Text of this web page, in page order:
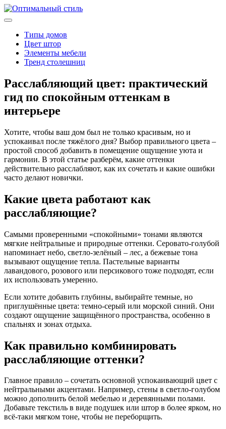
Типы домов
Цвет штор
Элементы мебели
Тренд столешниц
Расслабляющий цвет: практический
гид по спокойным оттенкам в
интерьере
Хотите, чтобы ваш дом был не только красивым, но и
успокаивал после тяжёлого дня? Выбор правильного цвета –
простой способ добавить в помещение ощущение уюта и
гармонии. В этой статье разберём, какие оттенки
действительно расслабляют, как их сочетать и какие ошибки
часто делают новички.
Какие цвета работают как
расслабляющие?
Самыми проверенными «спокойными» тонами являются
мягкие нейтральные и природные оттенки. Серовато‑голубой
напоминает небо, светло‑зелёный – лес, а бежевые тона
вызывают ощущение тепла. Пастельные варианты
лавандового, розового или персикового тоже подходят, если
их использовать умеренно.
Если хотите добавить глубины, выбирайте темные, но
приглушённые цвета: темно‑серый или морской синий. Они
создают ощущение защищённого пространства, особенно в
спальнях и зонах отдыха.
Как правильно комбинировать
расслабляющие оттенки?
Главное правило – сочетать основной успокаивающий цвет с
нейтральными акцентами. Например, стены в светло‑голубом
можно дополнить белой мебелью и деревянными полами.
Добавьте текстиль в виде подушек или штор в более ярком, но
всё‑таки мягком тоне, чтобы не переборщить.